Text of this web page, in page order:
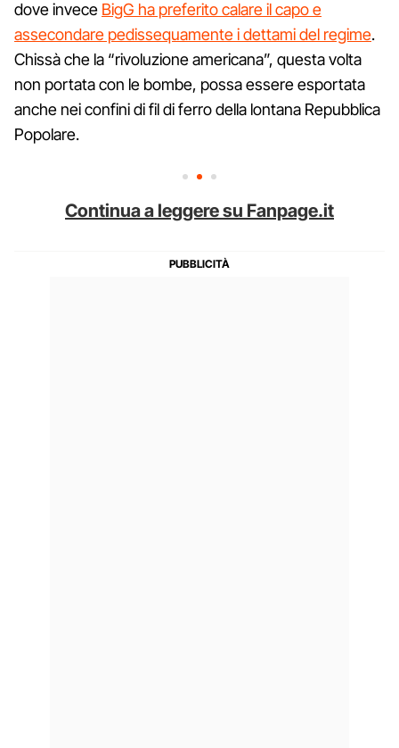
dove invece BigG ha preferito calare il capo e
assecondare pedissequamente i dettami del regime.
Chissà che la “rivoluzione americana”, questa volta
non portata con le bombe, possa essere esportata
anche nei confini di fil di ferro della lontana Repubblica
Popolare.
Continua a leggere su Fanpage.it